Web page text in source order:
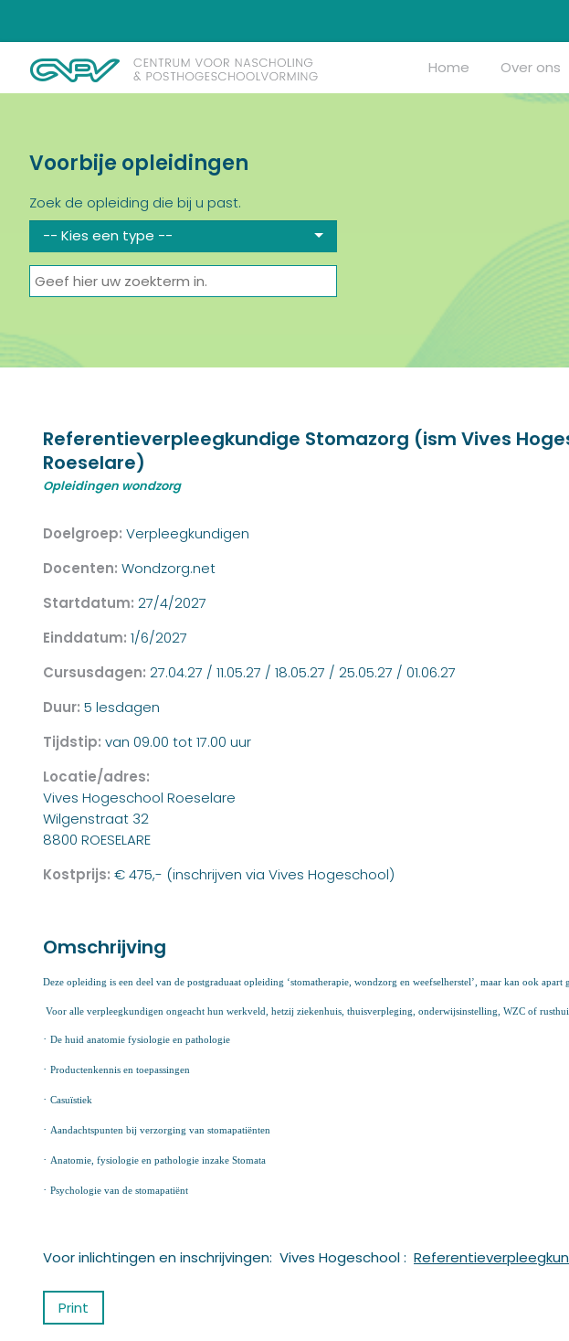
Home Over ons
Voorbije opleidingen
Zoek de opleiding die bij u past.
-- Kies een type --
Referentieverpleegkundige Stomazorg (ism Vives
Roeselare)
Opleidingen wondzorg
Doelgroep: Verpleegkundigen
Docenten: Wondzorg.net
Startdatum: 27/4/2027
Einddatum: 1/6/2027
Cursusdagen: 27.04.27 / 11.05.27 / 18.05.27 / 25.05.27 / 01.06.27
Duur: 5 lesdagen
Tijdstip: van 09.00 tot 17.00 uur
Locatie/adres:
Vives Hogeschool Roeselare
Wilgenstraat 32
8800 ROESELARE
Kostprijs: € 475,- (inschrijven via Vives Hogeschool)
Omschrijving
Deze opleiding is een deel van de postgraduaat opleiding ‘stomatherapie, wondzorg en weefselherstel’, maar kan ook
Voor alle verpleegkundigen ongeacht hun werkveld, hetzij ziekenhuis, thuisverpleging, onderwijsinstelling, WZC of
· De huid anatomie fysiologie en pathologie
· Productenkennis en toepassingen
· Casuïstiek
· Aandachtspunten bij verzorging van stomapatiënten
· Anatomie, fysiologie en pathologie inzake Stomata
· Psychologie van de stomapatiënt
Voor inlichtingen en inschrijvingen: Vives Hogeschool :
Print